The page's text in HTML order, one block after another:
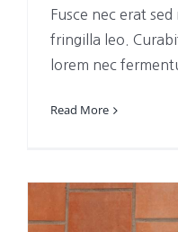
Fusce nec erat
fringilla leo.
lorem nec
Read More